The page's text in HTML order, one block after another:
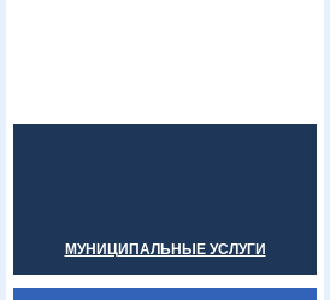
МУНИЦИПАЛЬНЫЕ УСЛУГИ